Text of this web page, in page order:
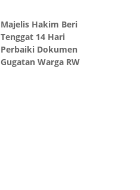
Majelis Hakim Beri
Tenggat 14 Hari
Perbaiki Dokumen
Gugatan Warga RW